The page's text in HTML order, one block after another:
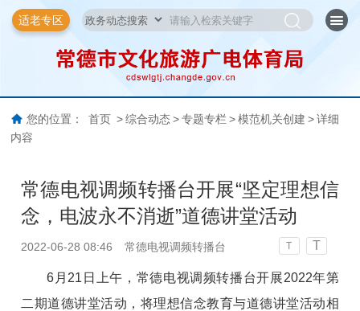
适老专区
您的位置： 首页 > 综合动态 > 专题专栏 > 模范机关创建 > 详细
内容
常德电视调频转播台开展“坚定理想信
念，电波永不消逝”道德讲堂活动
2022-06-28 08:46 常德电视调频转播台 T T
6月21日上午，常德电视调频转播台开展2022年第
二期道德讲堂活动，将理想信念教育与道德讲堂活动相